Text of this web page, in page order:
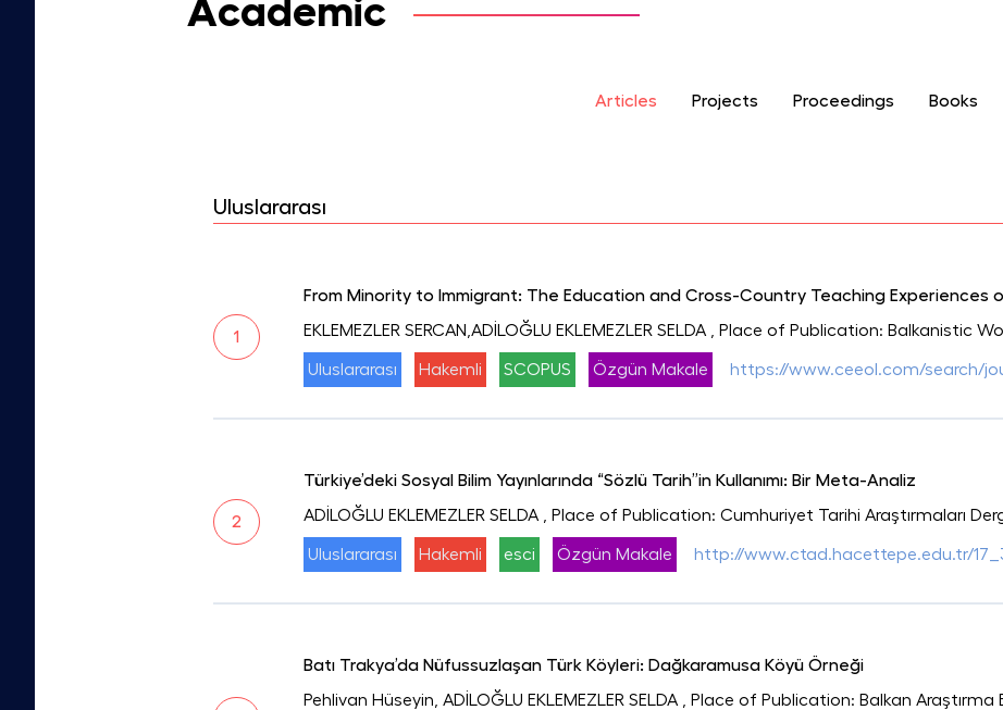
Academic
Articles Projects Proceedings Books
Uluslararası
1
From Minority to Immigrant: The Education and Cross-Country Teaching Experiences
EKLEMEZLER SERCAN,ADİLOĞLU EKLEMEZLER SELDA
, Place of Publication: Balkanistic
Uluslararası Hakemli SCOPUS Özgün Makale https://www.ceeol.com/search/
2
Türkiye’deki Sosyal Bilim Yayınlarında “Sözlü Tarih”in Kullanımı: Bir Meta-Analiz
ADİLOĞLU EKLEMEZLER SELDA
, Place of Publication: Cumhuriyet Tarihi Araştırmaları
Uluslararası Hakemli esci Özgün Makale http://www.ctad.hacettepe.edu.tr/
Batı Trakya’da Nüfussuzlaşan Türk Köyleri: Dağkaramusa Köyü Örneği
Pehlivan Hüseyin, ADİLOĞLU EKLEMEZLER SELDA
, Place of Publication: Balkan